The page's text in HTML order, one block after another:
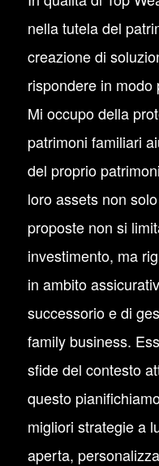
nella tutela del
creazione di
rispondere in
Mi occupo della
patrimoni familiari
del proprio
loro assets non
proposte non si
investimento, ma
in ambito
successorio e di
family business.
sfide del contesto
questo
migliori strategie a
aperta,